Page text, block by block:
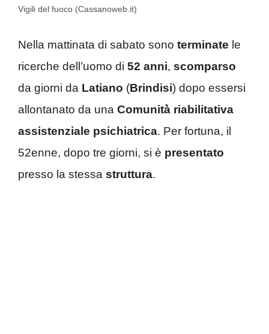
Vigili del fuoco (Cassanoweb.it)
Nella mattinata di sabato sono terminate le
ricerche dell’uomo di 52 anni, scomparso
da giorni da Latiano (Brindisi) dopo essersi
allontanato da una Comunità̀ riabilitativa
assistenziale psichiatrica. Per fortuna, il
52enne, dopo tre giorni, si è presentato
presso la stessa struttura.